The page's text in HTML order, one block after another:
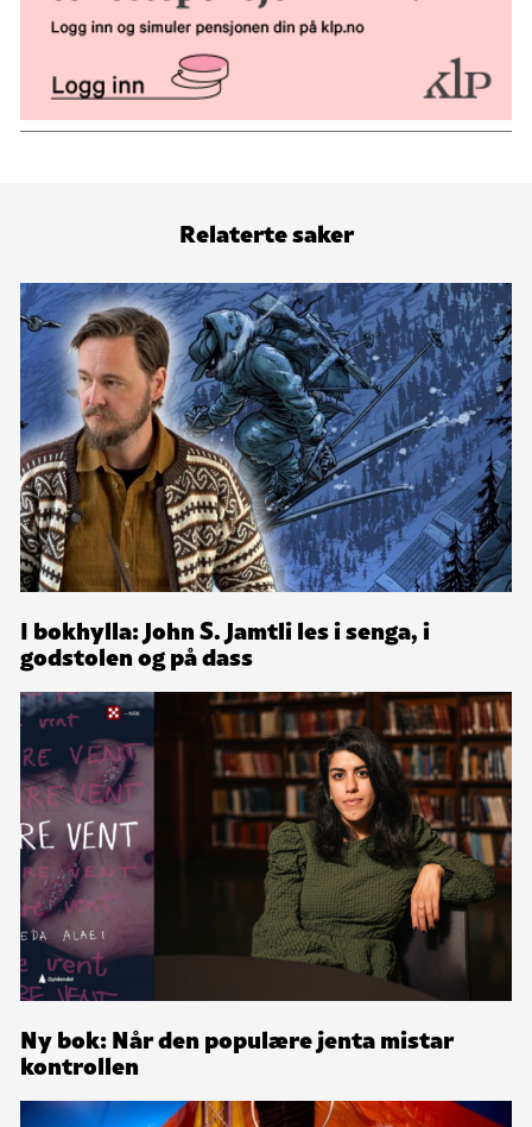
Relaterte saker
I bokhylla: John S. Jamtli les i senga, i
godstolen og på dass
Ny bok: Når den populære jenta mistar
kontrollen